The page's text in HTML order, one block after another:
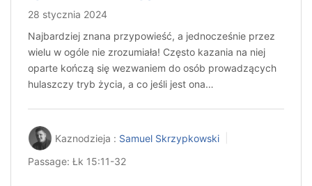
28 stycznia 2024
Najbardziej znana przypowieść, a jednocześnie przez
wielu w ogóle nie zrozumiała! Często kazania na niej
oparte kończą się wezwaniem do osób prowadzących
hulaszczy tryb życia, a co jeśli jest ona…
Kaznodzieja : Samuel Skrzypkowski
Passage: Łk 15:11-32